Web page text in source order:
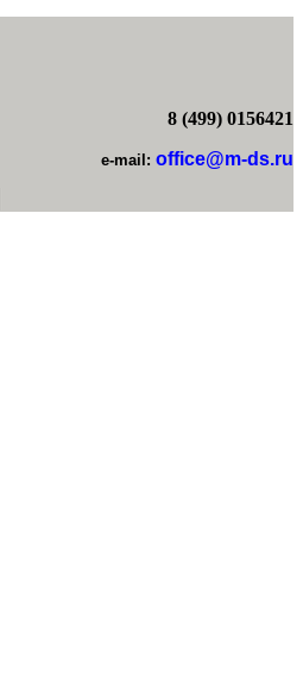
8 (499) 0156421
e-mail: office@m-ds.ru